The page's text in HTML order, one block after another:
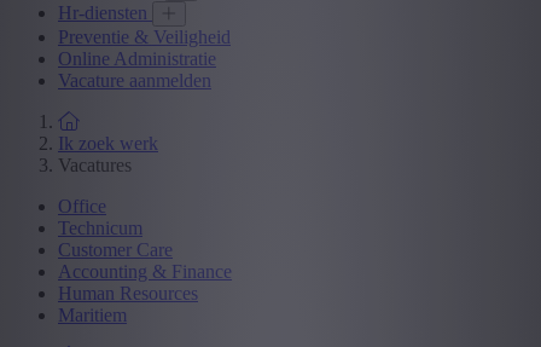
Hr-diensten
Preventie & Veiligheid
Online Administratie
Vacature aanmelden
Ik zoek werk
Vacatures
Office
Technicum
Customer Care
Accounting & Finance
Human Resources
Maritiem